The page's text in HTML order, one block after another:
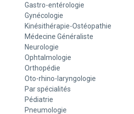
Gastro-entérologie
Gynécologie
Kinésithérapie-Ostéopathie
Médecine Généraliste
Neurologie
Ophtalmologie
Orthopédie
Oto-rhino-laryngologie
Par spécialités
Pédiatrie
Pneumologie